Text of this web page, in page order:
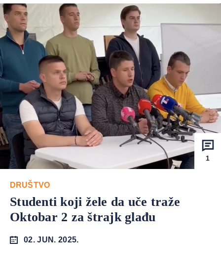
1
DRUŠTVO
Studenti koji žele da uče traže
Oktobar 2 za štrajk glađu
02. JUN. 2025.